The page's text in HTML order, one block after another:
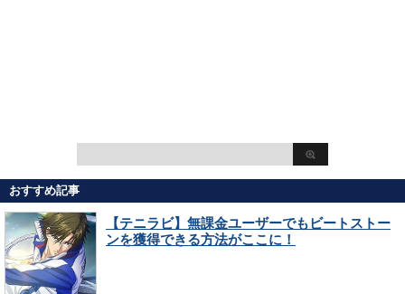
おすすめ記事
【テニラビ】無課金ユーザーでもビートストー
ンを獲得できる方法がここに！